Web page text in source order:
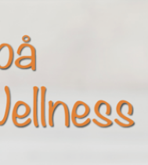
produceras